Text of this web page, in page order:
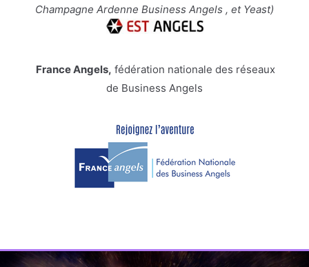
Champagne Ardenne Business Angels , et Yeast)
France Angels, fédération nationale des réseaux
de Business Angels